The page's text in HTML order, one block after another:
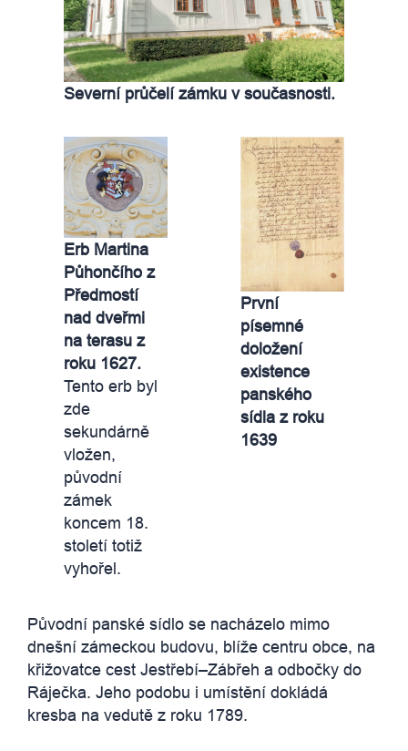
Severní průčelí zámku v současnosti.
Erb Martina
Půhončího z
Předmostí
nad dveřmi
na terasu z
roku 1627.
Tento erb byl
zde
sekundárně
vložen,
původní
zámek
koncem 18.
století totiž
vyhořel.
První
písemné
doložení
existence
panského
sídla z roku
1639
Původní panské sídlo se nacházelo mimo
dnešní zámeckou budovu, blíže centru obce, na
křižovatce cest Jestřebí–Zábřeh a odbočky do
Ráječka. Jeho podobu i umístění dokládá
kresba na vedutě z roku 1789.